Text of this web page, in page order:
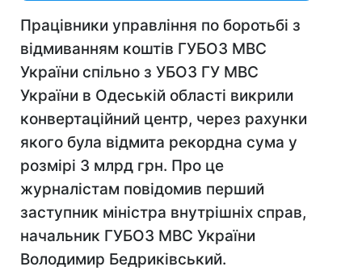
Працівники управління по боротьбі з
відмиванням коштів ГУБОЗ МВС
України спільно з УБОЗ ГУ МВС
України в Одеській області викрили
конвертаційний центр, через рахунки
якого була відмита рекордна сума у
розмірі 3 млрд грн. Про це
журналістам повідомив перший
заступник міністра внутрішніх справ,
начальник ГУБОЗ МВС України
Володимир Бедриківський.